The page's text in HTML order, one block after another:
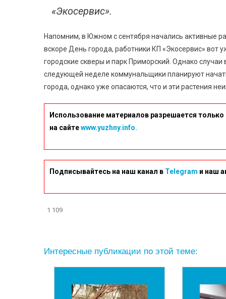
«Экосервис».
Напомним, в Южном с сентября начались активные
вскоре День города, работники КП «Экосервис» вот
городские скверы и парк Приморский. Однако
следующей неделе коммунальщики планируют
города, однако уже опасаются, что и эти растения
Использование материалов разрешается
на сайтеwww.yuzhny.info.
Подписывайтесь на наш канал в Telegram и наш
1 109
Интересные публикации по этой теме: